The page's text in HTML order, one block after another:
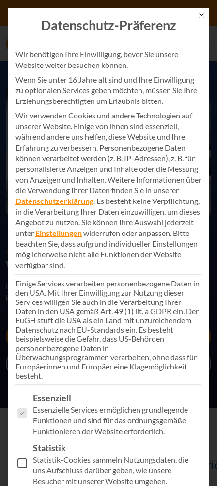
JETZT KONTAKT AUFNEHMEN
Wir sind für Sie da
Für eine erfolgreiche digitale Zukunft: AppSphere ist Ihr
kompetenter Partner. Nehmen Sie Kontakt mit uns auf!
Schreiben Sie uns
Telefon: +49 7243 34887 0
Wir freuen uns auf Ihre
Mit
Datenschutz-Präferenz
Wir benötigen Ihre Einwilligung, bevor Sie unsere
Website weiter besuchen können.
Wenn Sie unter 16 Jahre alt sind und Ihre Einwilligung
zu optionalen Services geben möchten, müssen Sie Ihre
Erziehungsberechtigten um Erlaubnis bitten.
Wir verwenden Cookies und andere Technologien auf
unserer Website. Einige von ihnen sind essenziell,
während andere uns helfen, diese Website und Ihre
Erfahrung zu verbessern. Personenbezogene Daten
können verarbeitet werden (z. B. IP-Adressen), z. B. für
personalisierte Anzeigen und Inhalte oder die Messung
von Anzeigen und Inhalten.Weitere Informationen über
die Verwendung Ihrer Daten finden Sie in unserer
Datenschutzerklärung. Es besteht keine Verpflichtung,
in die Verarbeitung Ihrer Daten einzuwilligen, um dieses
Angebot zu nutzen.Sie können Ihre Auswahl jederzeit
unter Einstellungenwiderrufen oder anpassen. Bitte
beachten Sie, dass aufgrund individueller Einstellungen
möglicherweise nicht alle Funktionen der Website
verfügbar sind.
Einige Services verarbeiten personenbezogene Daten in
den USA. Mit Ihrer Einwilligung zur Nutzung dieser
Services willigen Sie auch in die Verarbeitung Ihrer
Daten in den USA gemäß Art. 49 (1) lit. a GDPR ein. Der
EuGH stuft die USA als ein Land mit unzureichendem
Datenschutz nach EU-Standards ein. Es besteht
beispielsweise die Gefahr, dass US-Behörden
personenbezogene Daten in
Überwachungsprogrammen verarbeiten, ohne dass für
Europäerinnen und Europäer eine Klagemöglichkeit
besteht.
Es folgt eine Liste der Service-Gruppen, für die eine
Essenziell
Essenzielle Services ermöglichen grundlegende
Funktionen und sind für das ordnungsgemäße
Funktionieren der Website erforderlich.
Statistik
Statistik-Cookies sammeln Nutzungsdaten, die
uns Aufschluss darüber geben, wie unsere
Besucher mit unserer Website umgehen.